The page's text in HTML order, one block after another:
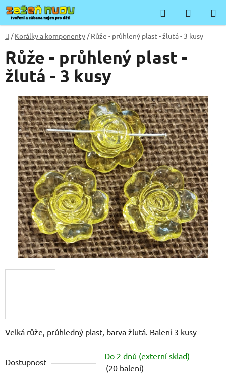
Přejít
na
obsah
Hledat
KOŠÍK
Domů
/ Korálky a komponenty / Růže - průhlený plast - žlutá - 3 kusy
Velká růže, průhledný plast, barva žlutá. Balení 3 kusy
Dostupnost
Do 2 dnů (externí sklad)
(20 balení)
Růže - průhlený plast -
žlutá - 3 kusy